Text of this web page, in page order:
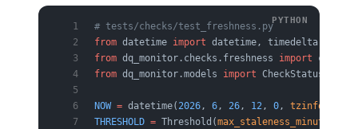
# tests/checks/test_freshness.py
from datetime import datetime, timedelta,
from dq_monitor.checks.freshness import
from dq_monitor.models import CheckStatus,
NOW = datetime( 2026, 6, 26, 12, 0, tzinfo
THRESHOLD = Threshold(max_staleness_minutes